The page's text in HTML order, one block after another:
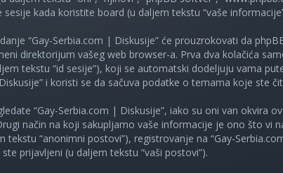
kada koristite board (u daljem tekstu “vaše
“Gay-Serbia.com | Diskusije” će prouzrokovati da
direktorijum vašeg web browser-a. Prva dva kolačića
tekstu “id sesije”), koji se automatski dodeljuju vama
i koristi se da sačuva podatke o temama koje ste
“Gay-Serbia.com | Diskusije”, iako su oni van okvira
način na koji sakupljamo vaše informacije je ono što vi
“anonimni postovi”), registrovanje na “Gay-
prijavljeni (u daljem tekstu “vaši postovi”).